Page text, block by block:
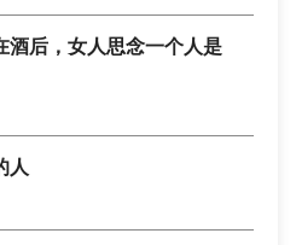
酒后，女人思念一个人是
人